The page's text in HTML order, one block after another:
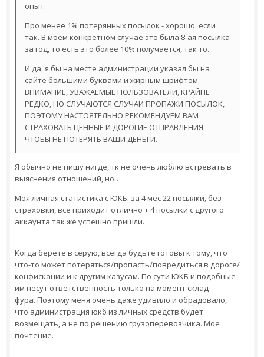
опыт.
Про менее 1% потерянных посылок - хорошо, если
так. В моем конкретном случае это была 8-ая посылка
за год, то есть это более 10% получается, так то.
И да, я бы на месте администрации указал бы на
сайте большими буквами и жирным шрифтом:
ВНИМАНИЕ, УВАЖАЕМЫЕ ПОЛЬЗОВАТЕЛИ, КРАЙНЕ
РЕДКО, НО СЛУЧАЮТСЯ СЛУЧАИ ПРОПАЖИ ПОСЫЛОК,
ПОЭТОМУ НАСТОЯТЕЛЬНО РЕКОМЕНДУЕМ ВАМ
СТРАХОВАТЬ ЦЕННЫЕ И ДОРОГИЕ ОТПРАВЛЕНИЯ,
ЧТОБЫ НЕ ПОТЕРЯТЬ ВАШИ ДЕНЬГИ.
Я обычно не пишу нигде, тк не очень люблю встревать в
выяснения отношений, но…
Моя личная статистика с ЮКБ: за 4 мес 22 посылки, без
страховки, все приходит отлично + 4 посылки с другого
аккаунта так же успешно пришли.
Когда берете в серую, всегда будьте готовы к тому, что
что-то может потеряться/пропасть/повредиться в дороге/
конфискации и к другим казусам. По сути ЮКБ и подобные
им несут ответственность только на момент склад-
фура. Поэтому меня очень даже удивило и обрадовало,
что администрация юкб из личных средств будет
возмещать, а не по решению грузоперевозчика. Мое
почтение.